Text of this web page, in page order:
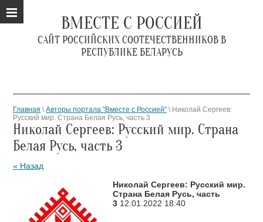
ВМЕСТЕ С РОССИЕЙ
САЙТ РОССИЙСКИХ СООТЕЧЕСТВЕННИКОВ В
РЕСПУБЛИКЕ БЕЛАРУСЬ
Главная \Авторы портала "Вместе с Россией" \ Николай Сергеев:
Русский мир. Страна Белая Русь, часть 3
Николай Сергеев: Русский мир. Страна
Белая Русь, часть 3
« Назад
Николай Сергеев: Русский мир.
Страна Белая Русь, часть
3 12.01.2022 18:40